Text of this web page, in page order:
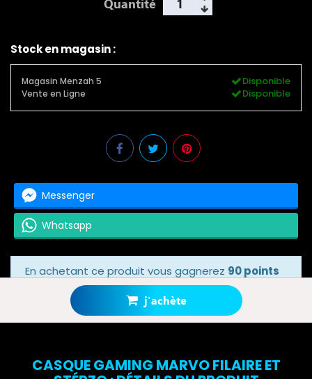
j'achète
Stock en magasin :
Magasin Menzah 5 Disponible
Vente en Ligne Disponible
Messenger
Whatsapp
En achetant ce produit vous gagnerez 90 points
grâce à notre programme de fidélité.
Votre panier totalisera90 points bonus
CASQUE GAMING MARVO FILAIRE ET